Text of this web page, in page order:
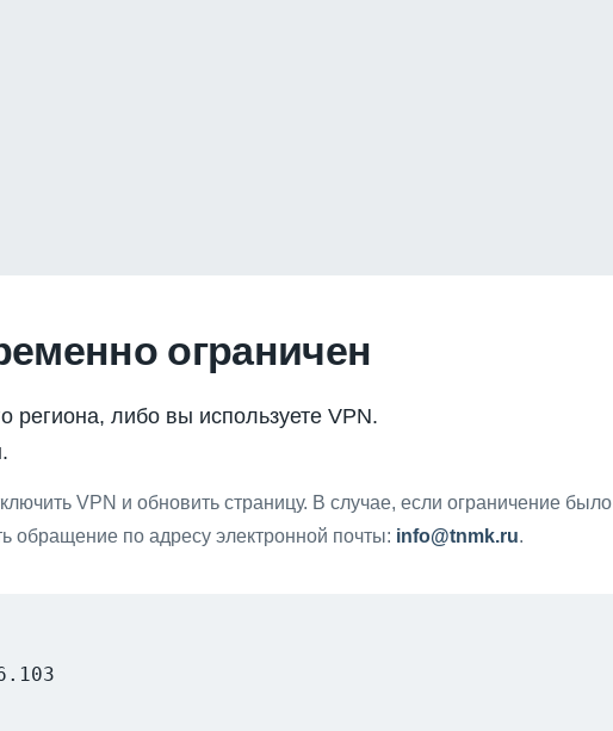
ограничен
региона, либо вы используете VPN.
VPN и обновить страницу. В случае, если ограничение было
по адресу электронной почты: info@tnmk.ru.